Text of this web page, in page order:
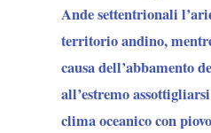
Ande settentrionali
territorio andino,
causa dell’abbamento
all’estremo
clima oceanico con